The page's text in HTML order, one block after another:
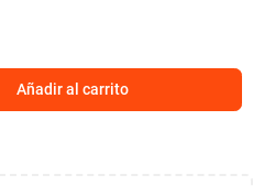
Añadir al carrito